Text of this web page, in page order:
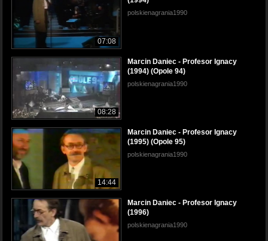
07:08
polskienagrania1990
08:28
Marcin Daniec - Profesor Ignacy
(1994) (Opole 94)
polskienagrania1990
14:44
Marcin Daniec - Profesor Ignacy
(1995) (Opole 95)
polskienagrania1990
Marcin Daniec - Profesor Ignacy
(1996)
polskienagrania1990